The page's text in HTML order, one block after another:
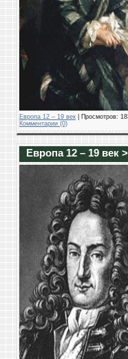
Европа 12 – 19 век | Просмотров:
Комментарии (0)
Европа 12 – 19